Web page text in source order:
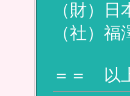
（財）
（社）
＝＝ 以